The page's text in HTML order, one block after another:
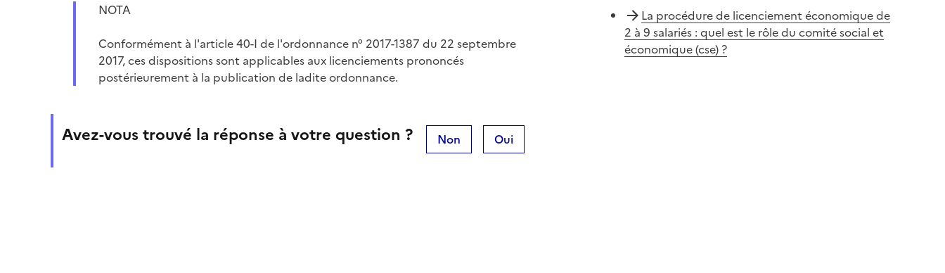
NOTA
Conformément à l'article 40-I de l'ordonnance n° 2017-1387 du 22 septembre
2017, ces dispositions sont applicables aux licenciements prononcés
postérieurement à la publication de ladite ordonnance.
Avez-vous trouvé la réponse à votre question ? Non Oui
La procédure de licenciement économique de
2 à 9 salariés : quel est le rôle du comité social et
économique (cse) ?